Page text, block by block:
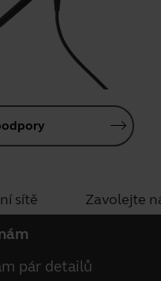
sítě Zavolejte
pár detailů